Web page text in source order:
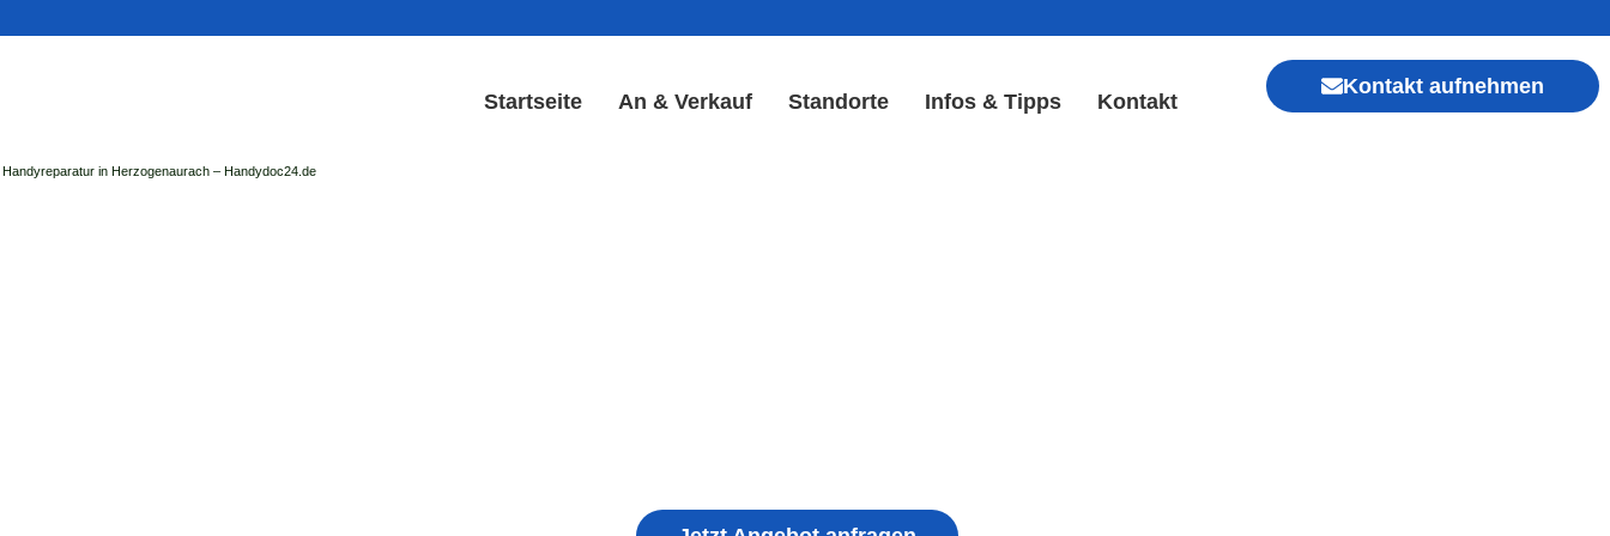
Startseite An & Verkauf Standorte Infos & Tipps Kontakt
Kontakt aufnehmen
Handyreparatur in Herzogenaurach – Handydoc24.de